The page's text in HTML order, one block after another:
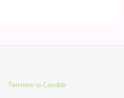
Termeni si Conditii